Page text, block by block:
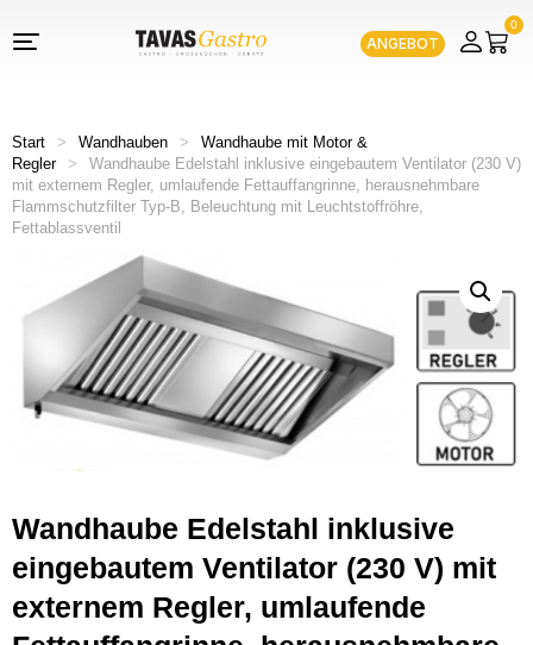
ANGEBOT
0
Start > Wandhauben >
Wandhaube mit Motor &
Regler
>
Wandhaube Edelstahl inklusive eingebautem Ventilator (230 V)
mit externem Regler, umlaufende Fettauffangrinne, herausnehmbare
Flammschutzfilter Typ-B, Beleuchtung mit Leuchtstoffröhre,
Fettablassventil
Wandhaube Edelstahl inklusive
eingebautem Ventilator (230 V) mit
externem Regler, umlaufende